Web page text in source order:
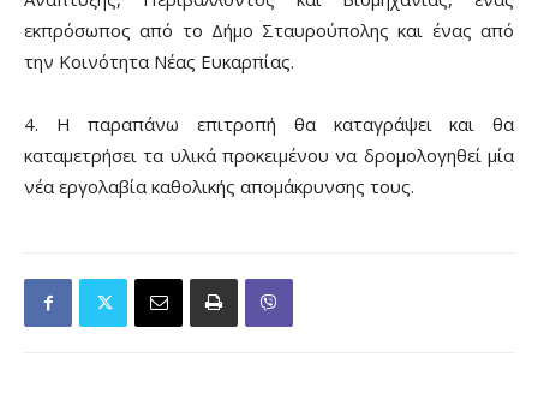
εκπρόσωπος από το Δήμο Σταυρούπολης και ένας από
την Κοινότητα Νέας Ευκαρπίας.
4. Η παραπάνω επιτροπή θα καταγράψει και θα
καταμετρήσει τα υλικά προκειμένου να δρομολογηθεί μία
νέα εργολαβία καθολικής απομάκρυνσης τους.